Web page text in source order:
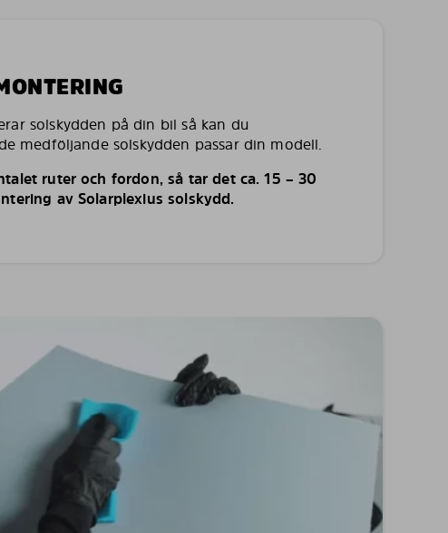
solskydden på din bil så kan du
medföljande solskydden passar din modell.
ruter och fordon, så tar det ca. 15 – 30
av Solarplexius solskydd.